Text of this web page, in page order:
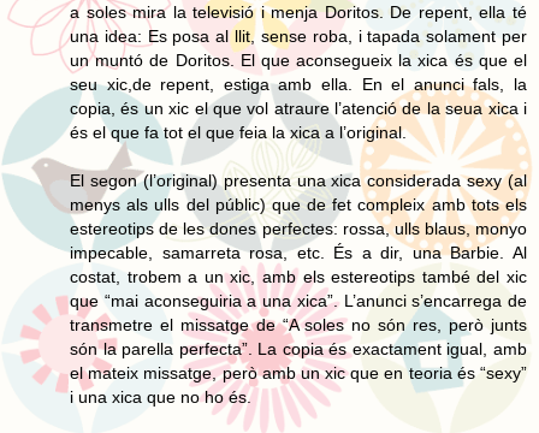
a soles mira la televisió i menja Doritos. De repent, ella té
una idea: Es posa al llit, sense roba, i tapada solament per
un muntó de Doritos. El que aconsegueix la xica és que el
seu xic,de repent, estiga amb ella. En el anunci fals, la
copia, és un xic el que vol atraure l’atenció de la seua xica i
és el que fa tot el que feia la xica a l’original.
El segon (l’original) presenta una xica considerada sexy (al
menys als ulls del públic) que de fet compleix amb tots els
estereotips de les dones perfectes: rossa, ulls blaus, monyo
impecable, samarreta rosa, etc. És a dir, una Barbie. Al
costat, trobem a un xic, amb els estereotips també del xic
que “mai aconseguiria a una xica”. L’anunci s’encarrega de
transmetre el missatge de “A soles no són res, però junts
són la parella perfecta”. La copia és exactament igual, amb
el mateix missatge, però amb un xic que en teoria és “sexy”
i una xica que no ho és.